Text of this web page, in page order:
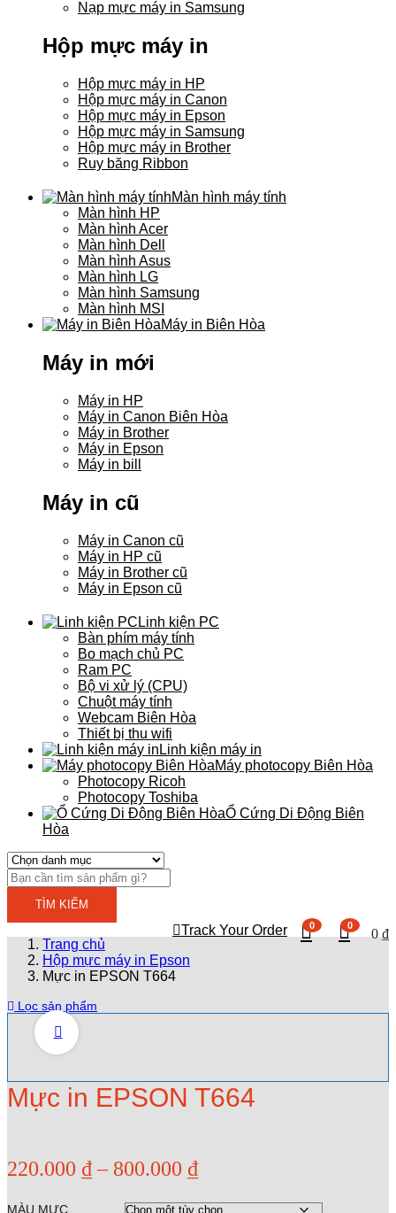
Nạp mực máy in Samsung
Hộp mực máy in
Hộp mực máy in HP
Hộp mực máy in Canon
Hộp mực máy in Epson
Hộp mực máy in Samsung
Hộp mực máy in Brother
Ruy băng Ribbon
Màn hình máy tính
Màn hình HP
Màn hình Acer
Màn hình Dell
Màn hình Asus
Màn hình LG
Màn hình Samsung
Màn hình MSI
Máy in Biên Hòa
Máy in mới
Máy in HP
Máy in Canon Biên Hòa
Máy in Brother
Máy in Epson
Máy in bill
Máy in cũ
Máy in Canon cũ
Máy in HP cũ
Máy in Brother cũ
Máy in Epson cũ
Linh kiện PC
Bàn phím máy tính
Bo mạch chủ PC
Ram PC
Bộ vi xử lý (CPU)
Chuột máy tính
Webcam Biên Hòa
Thiết bị thu wifi
Linh kiện máy in
Máy photocopy Biên Hòa
Photocopy Ricoh
Photocopy Toshiba
Ổ Cứng Di Động Biên
Hòa
TÌM KIẾM
0
0₫
0
Track Your Order
Trang chủ
Hộp mực máy in Epson
Mực in EPSON T664
Lọc sản phẩm
Mực in EPSON T664
220.000 ₫ – 800.000 ₫Khoảng
MÀU MỰC